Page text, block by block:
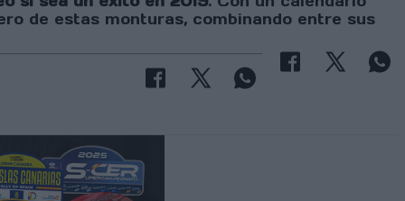
de estas monturas, combinando entre sus